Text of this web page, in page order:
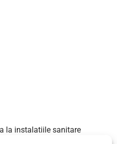
la instalatiile sanitare